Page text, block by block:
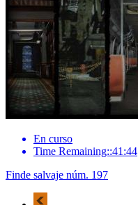
En curso
Time Remaining::41:44
Finde salvaje núm. 197